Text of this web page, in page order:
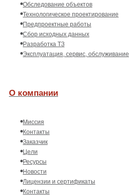
Обследование объектов
Технологическое проектирование
Предпроектные работы
Сбор исходных данных
Разработка ТЗ
Эксплуатация, сервис, обслуживание
О компании
Миссия
Контакты
Заказчик
Цели
Ресурсы
Новости
Лицензии и сертификаты
Контакты